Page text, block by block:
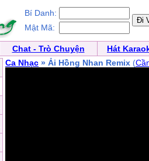
Bí Danh:
Mật Mã:
Chat - Trò Chuyện
Hát
Ca Nhạc » Ải Hồng Nhan Remix (